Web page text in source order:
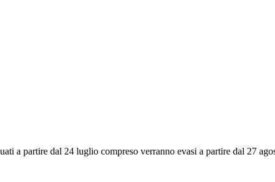
a partire dal 24 luglio compreso verranno evasi a partire dal 27